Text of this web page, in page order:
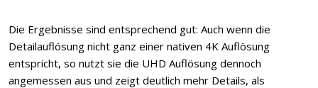
Die Ergebnisse sind entsprechend gut: Auch wenn die
Detailauflösung nicht ganz einer nativen 4K Auflösung
entspricht, so nutzt sie die UHD Auflösung dennoch
angemessen aus und zeigt deutlich mehr Details, als